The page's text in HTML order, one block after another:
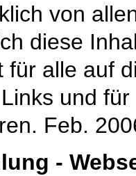
von
diese
für alle auf
und
Feb.
-